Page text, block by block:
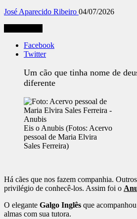
José Aparecido Ribeiro 04/07/2026
Facebook
Twitter
Um cão que tinha nome de
diferente
Eis o Anubis (Fotos: Acervo
pessoal de Maria Elvira
Sales Ferreira)
Há cães que nos fazem companhia.
privilégio de conhecê-los. Assim foi o
O elegante Galgo Inglês que
almas com sua tutora.